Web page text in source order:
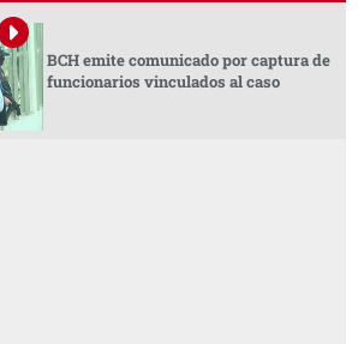
BCH emite comunicado por captura de
funcionarios vinculados al caso